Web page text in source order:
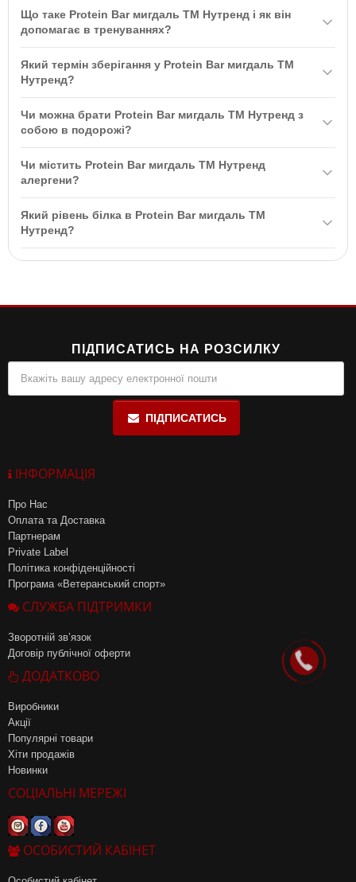
Що таке Protein Bar мигдаль ТМ Нутренд і як він
допомагає в тренуваннях?
батончик, що містить 23% високоякісного білка. Він швидко
насичує організм, що особливо важливо після інтенсивних
даруючи бадьорість.
Який термін зберігання у Protein Bar мигдаль ТМ
Нутренд?
сухому темному місці при температурі нижче 25 °C та подалі від
прямих сонячних променів. Не підлягає заморожуванню.
Чи можна брати Protein Bar мигдаль ТМ Нутренд з
собою в подорожі?
перекусу протягом дня і зручно брати з собою в подорожі
завдяки компактній упаковці.
Чи містить Protein Bar мигдаль ТМ Нутренд
алергени?
такі як глютен, соя та молоко. Рекомендується уважно
ознайомитися зі складом перед вживанням.
Який рівень білка в Protein Bar мигдаль ТМ
Нутренд?
ПІДПИСАТИСЬ НА РОЗСИЛКУ
ПІДПИСАТИСЬ
ІНФОРМАЦІЯ
Про Нас
Оплата та Доставка
Партнерам
Private Label
Політика конфіденційності
Програма «Ветеранський спорт»
СЛУЖБА ПІДТРИМКИ
Зворотній зв’язок
Договір публічної оферти
ДОДАТКОВО
Виробники
Акції
Популярні товари
Хіти продажів
Новинки
СОЦІАЛЬНІ МЕРЕЖІ
ОСОБИСТИЙ КАБІНЕТ